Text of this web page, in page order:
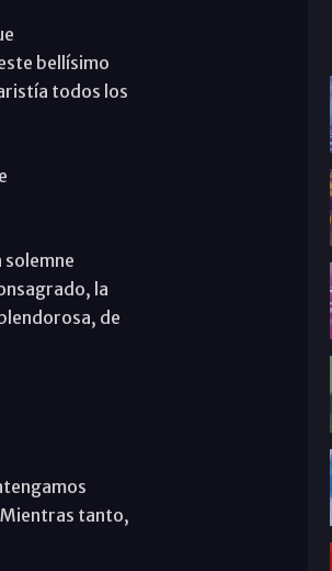
bellísimo
todos los
solemne
la
de
Mientras tanto,